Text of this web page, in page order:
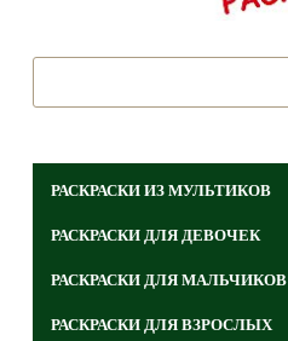
РАСКРАСКИ ИЗ МУЛЬТИКОВ
РАСКРАСКИ ДЛЯ ДЕВОЧЕК
РАСКРАСКИ ДЛЯ МАЛЬЧИКОВ
РАСКРАСКИ ДЛЯ ВЗРОСЛЫХ